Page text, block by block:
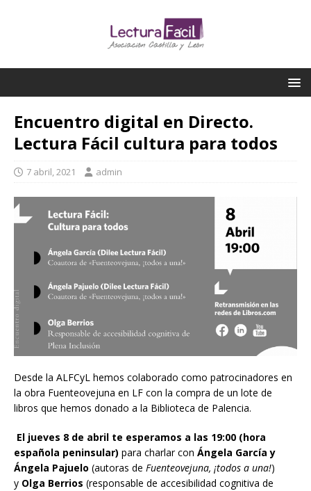
Encuentro digital en Directo.
Lectura Fácil cultura para todos
7 abril, 2021 admin
Desde la ALFCyL hemos colaborado como patrocinadores en
la obra Fuenteovejuna en LF con la compra de un lote de
libros que hemos donado a la Biblioteca de Palencia.
El jueves 8 de abril te esperamos a las 19:00 (hora
española peninsular) para charlar con Ángela García y
Ángela Pajuelo (autoras de Fuenteovejuna, ¡todos a una!)
y Olga Berrios (responsable de accesibilidad cognitiva de